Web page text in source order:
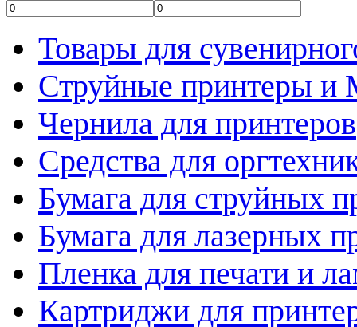
Товары для
Струйные принтеры
Чернила для принтеров
Средства для
Бумага для струйных
Бумага для лазерных
Пленка для печати и
Картриджи для